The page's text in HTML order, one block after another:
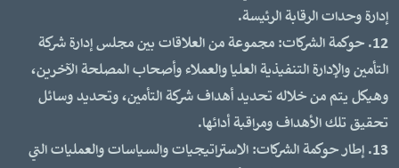
إدارة وحدات الرقابة الرئيسة.
12. حوكمة الشركات: مجموعة من العلاقات بين مجلس إدارة شركة
التأمين والإدارة التنفيذية العليا والعملاء وأصحاب المصلحة الآخرين،
وهيكل يتم من خلاله تحديد أهداف شركة التأمين، وتحديد وسائل
تحقيق تلك الأهداف ومراقبة أدائها.
13. إطار حوكمة الشركات: الاستراتيجيات والسياسات والعمليات التي